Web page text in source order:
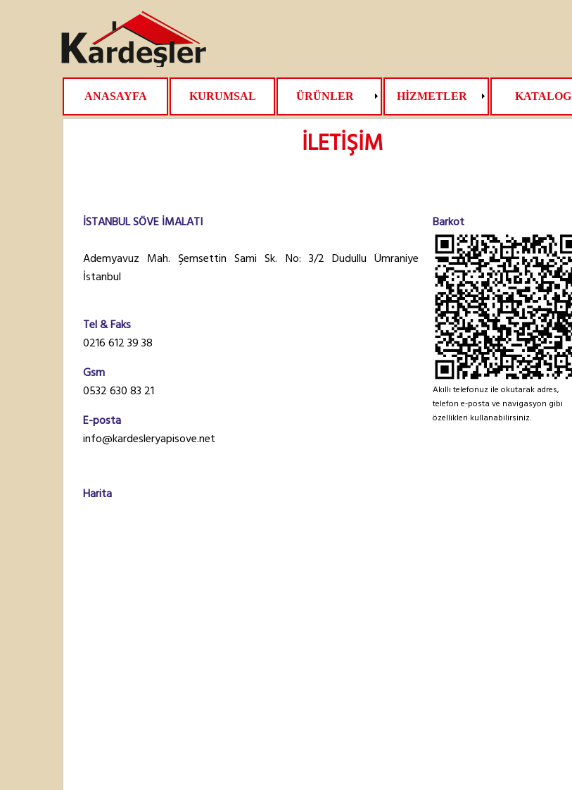
ANASAYFA KURUMSAL ÜRÜNLER HİZMETLER KATALOG
İLETİŞİM
İSTANBUL SÖVE İMALATI
Ademyavuz Mah. Şemsettin Sami Sk. No: 3/2 Dudullu Ümraniye
İstanbul
Tel & Faks
0216 612 39 38
Gsm
0532 630 83 21
E-posta
info@kardesleryapisove.net
Barkot
Akıllı telefonuz ile okutarak adres,
telefon e-posta ve navigasyon gibi
özellikleri kullanabilirsiniz.
Harita